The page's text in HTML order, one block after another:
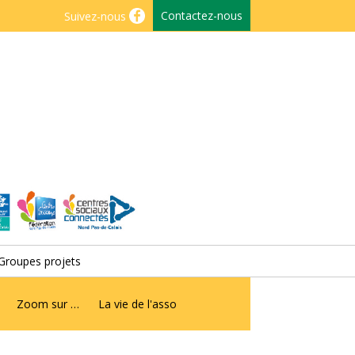
Suivez-nous Contactez-nous
projets
Zoom sur … La vie de l'asso